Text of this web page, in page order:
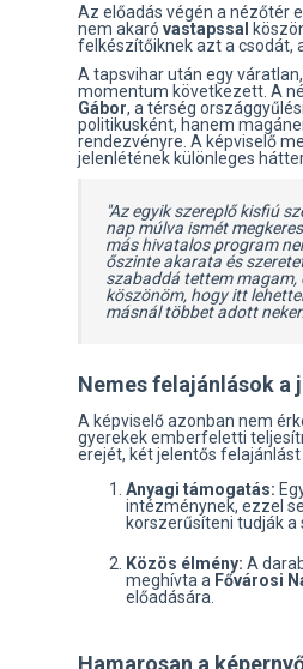
Az előadás végén a nézőtér
nem akaró vastapssal
felkészítőiknek azt a csodát,
A tapsvihar után egy
momentum következett. A
Gábor, a térség
politikusként, hanem
rendezvényre. A képviselő
jelenlétének különleges
"Az egyik szereplő kisfiú
nap múlva ismét
más hivatalos program
őszinte akarata és
szabaddá tettem magam,
köszönöm, hogy itt
másnál többet adott
Nemes felajánlások a
A képviselő azonban nem
gyerekek emberfeletti
erejét, két jelentős
Anyagi támogatás:
intézménynek, ezzel
korszerűsíteni tudják a
Közös élmény: A
meghívta a Fővárosi
előadására.
Hamarosan a